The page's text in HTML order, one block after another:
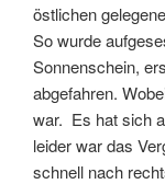
östlichen
So wurde
Sonnenschein,
abgefahren.
war. Es hat sich
leider war das
schnell nach